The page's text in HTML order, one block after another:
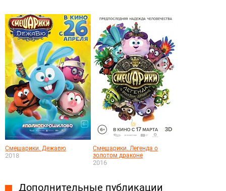
Смешарики. Дежавю
2018
Смешарики. Легенда о
золотом драконе
2016
Дополнительные публикации